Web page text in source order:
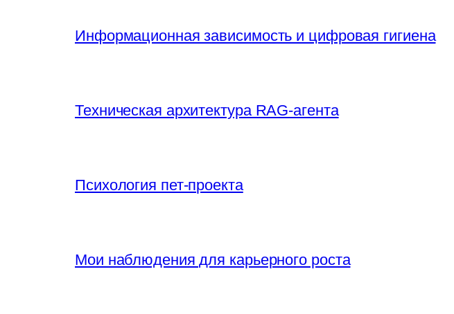
Информационная зависимость и цифровая гигиена
Техническая архитектура RAG-агента
Психология пет-проекта
Мои наблюдения для карьерного роста